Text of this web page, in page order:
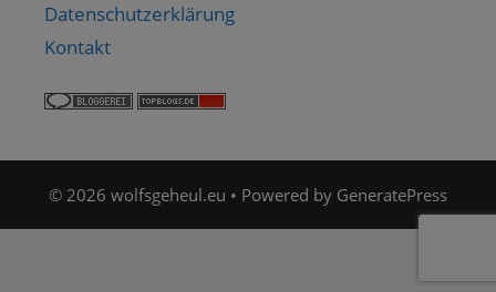
Datenschutzerklärung
Kontakt
© 2026 wolfsgeheul.eu • Powered by GeneratePress